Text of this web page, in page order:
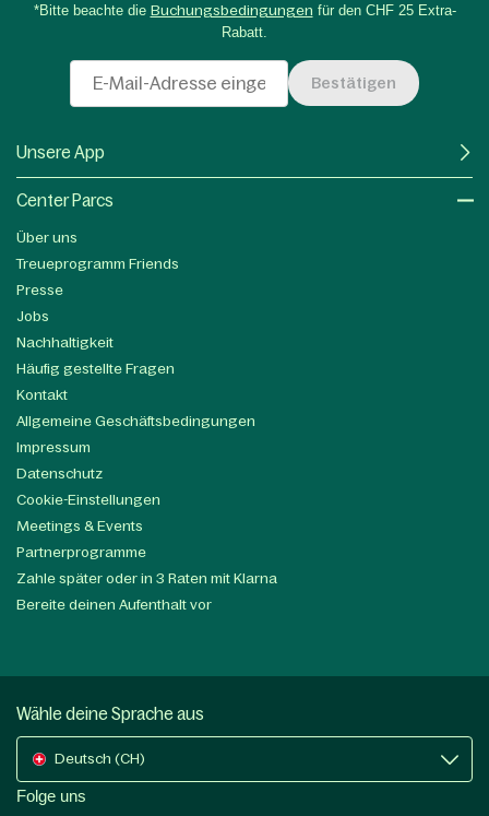
*Bitte beachte die Buchungsbedingungen für den CHF 25 Extra-
Rabatt.
Bestätigen
Unsere App
Center Parcs
Über uns
Treueprogramm Friends
Presse
Jobs
Nachhaltigkeit
Häufig gestellte Fragen
Kontakt
Allgemeine Geschäftsbedingungen
Impressum
Datenschutz
Cookie-Einstellungen
Meetings & Events
Partnerprogramme
Zahle später oder in 3 Raten mit Klarna
Bereite deinen Aufenthalt vor
Wähle deine Sprache aus
Deutsch (CH)
Folge uns